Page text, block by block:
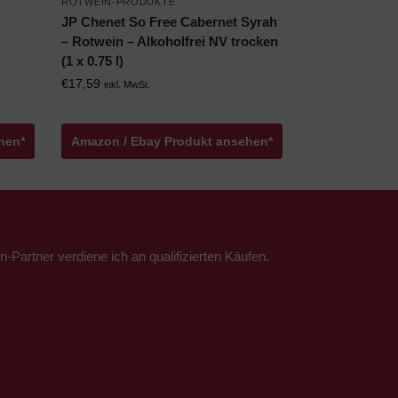
JP Chenet So Free Cabernet Syrah
– Rotwein – Alkoholfrei NV trocken
(1 x 0.75 l)
€17,59 inkl. MwSt.
Amazon / Ebay Produkt ansehen*
Partner verdiene ich an qualifizierten Käufen.